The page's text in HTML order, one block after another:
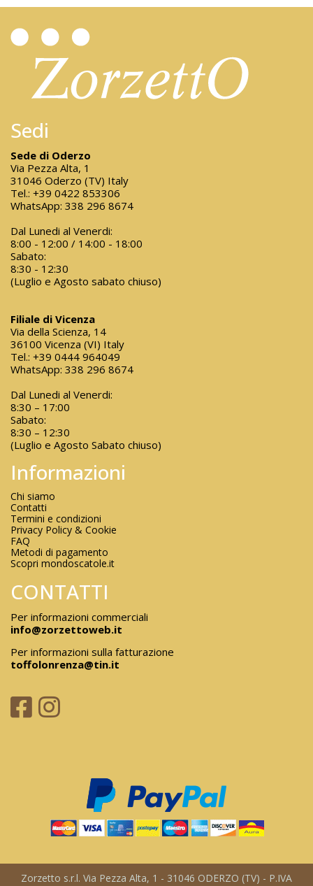
Sedi
Sede di Oderzo
Via Pezza Alta, 1
31046 Oderzo (TV) Italy
Tel.: +39 0422 853306
WhatsApp: 338 296 8674
Dal Lunedi al Venerdi:
8:00 - 12:00 / 14:00 - 18:00
Sabato:
8:30 - 12:30
(Luglio e Agosto sabato chiuso)
Filiale di Vicenza
Via della Scienza, 14
36100 Vicenza (VI) Italy
Tel.: +39 0444 964049
WhatsApp: 338 296 8674
Dal Lunedi al Venerdi:
8:30 – 17:00
Sabato:
8:30 – 12:30
(Luglio e Agosto Sabato chiuso)
Informazioni
Chi siamo
Contatti
Termini e condizioni
Privacy Policy & Cookie
FAQ
Metodi di pagamento
Scopri mondoscatole.it
CONTATTI
Per informazioni commerciali
info@zorzettoweb.it
Per informazioni sulla fatturazione
toffolonrenza@tin.it
Zorzetto s.r.l. Via Pezza Alta, 1 - 31046 ODERZO (TV) - P.IVA